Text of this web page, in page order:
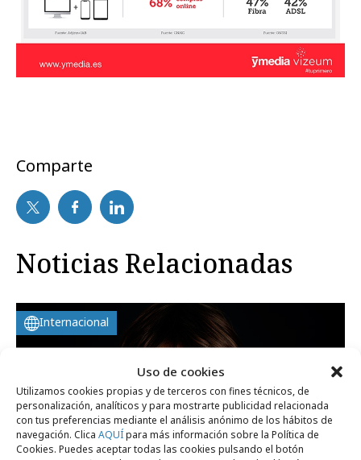
Uso de cookies
Utilizamos cookies propias y de terceros con fines técnicos, de
personalización, analíticos y para mostrarte publicidad relacionada
con tus preferencias mediante el análisis anónimo de los hábitos de
navegación. Clica AQUÍpara más información sobre la Política de
Cookies. Puedes aceptar todas las cookies pulsando el botón
Comparte
Noticias Relacionadas
Internacional